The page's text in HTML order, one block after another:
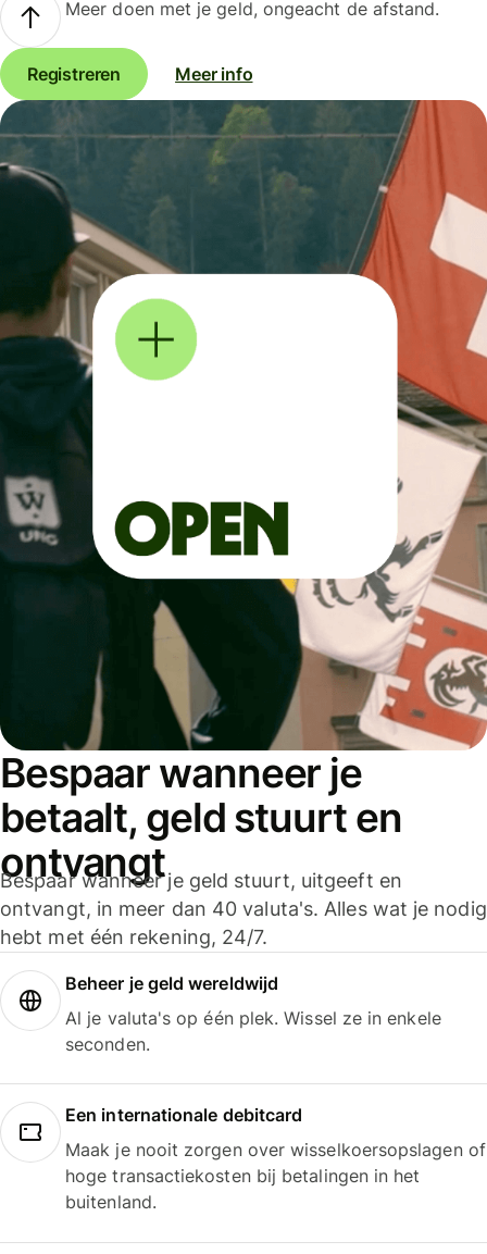
Meer doen met je geld, ongeacht de afstand.
Registreren Meer info
Bespaar wanneer je
betaalt, geld stuurt en
ontvangt
Bespaar wanneer je geld stuurt, uitgeeft en
ontvangt, in meer dan 40 valuta's. Alles wat je nodig
hebt met één rekening, 24/7.
Beheer je geld wereldwijd
Al je valuta's op één plek. Wissel ze in enkele
seconden.
Een internationale debitcard
Maak je nooit zorgen over wisselkoersopslagen of
hoge transactiekosten bij betalingen in het
buitenland.